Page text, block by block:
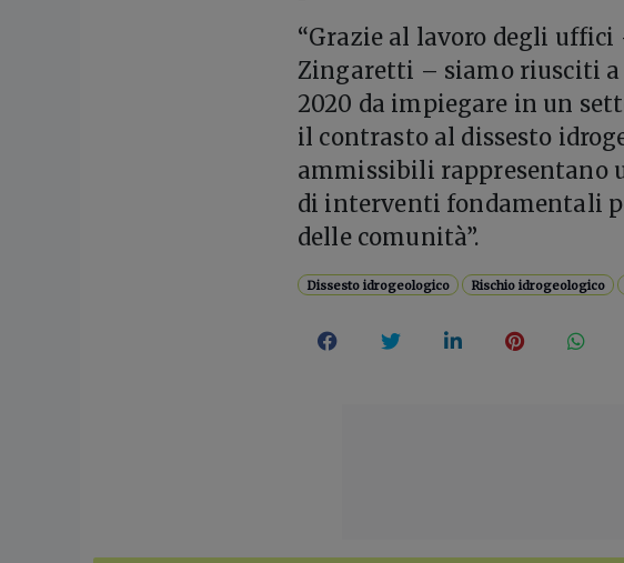
“Grazie al lavoro degli
Zingaretti – siamo riusciti a
2020 da impiegare in un
il contrasto al dissesto
ammissibili rappresentano
di interventi fondamentali
delle comunità”.
Dissesto idrogeologico Rischio idrogeologico